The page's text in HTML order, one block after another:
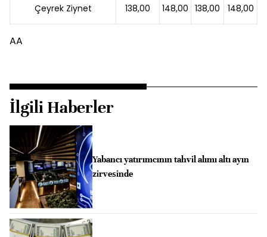
Çeyrek Ziynet 138,00 148,00 138,00 148,00
AA
İlgili Haberler
Yabancı yatırımcının tahvil alımı altı ayın
zirvesinde